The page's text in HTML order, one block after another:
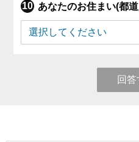
あなたのお住まい(都
回答